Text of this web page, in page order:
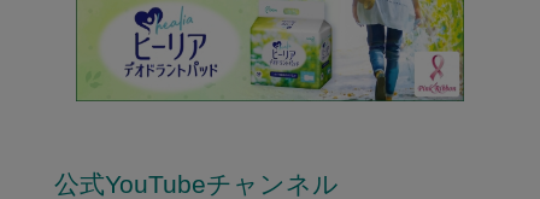
公式YouTubeチャンネル